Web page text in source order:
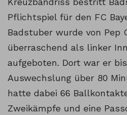
Pflichtspiel für den FC
Badstuber wurde von Pep
überraschend als linker
aufgeboten. Dort war er
Auswechslung über 80
hatte dabei 66
Zweikämpfe und eine